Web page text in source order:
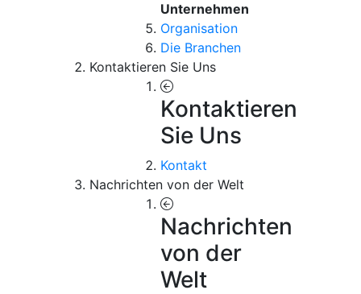
Unternehmen
Organisation
Die Branchen
Kontaktieren Sie Uns
Kontaktieren
Sie Uns
Kontakt
Nachrichten von der Welt
Nachrichten
von der
Welt